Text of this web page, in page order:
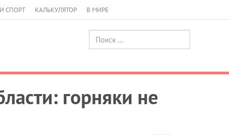
СПОРТ КАЛЬКУЛЯТОР В МИРЕ
горняки не